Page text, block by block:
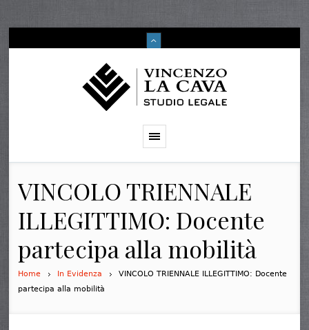
VINCOLO TRIENNALE
ILLEGITTIMO: Docente
partecipa alla mobilità
Home In Evidenza
VINCOLO TRIENNALE ILLEGITTIMO: Docente
partecipa alla mobilità